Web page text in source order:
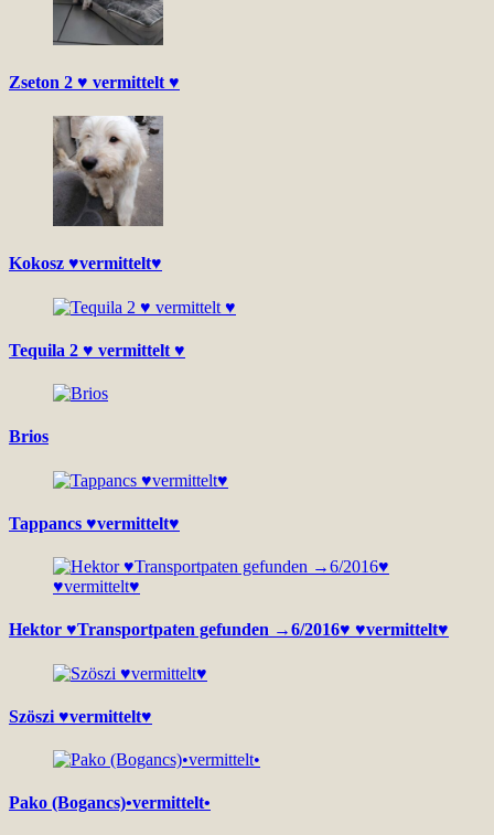
Zseton 2 ♥ vermittelt ♥
Kokosz ♥vermittelt♥
Tequila 2 ♥ vermittelt ♥
Brios
Tappancs ♥vermittelt♥
Hektor ♥Transportpaten gefunden →6/2016♥ ♥vermittelt♥
Szöszi ♥vermittelt♥
Pako (Bogancs)•vermittelt•